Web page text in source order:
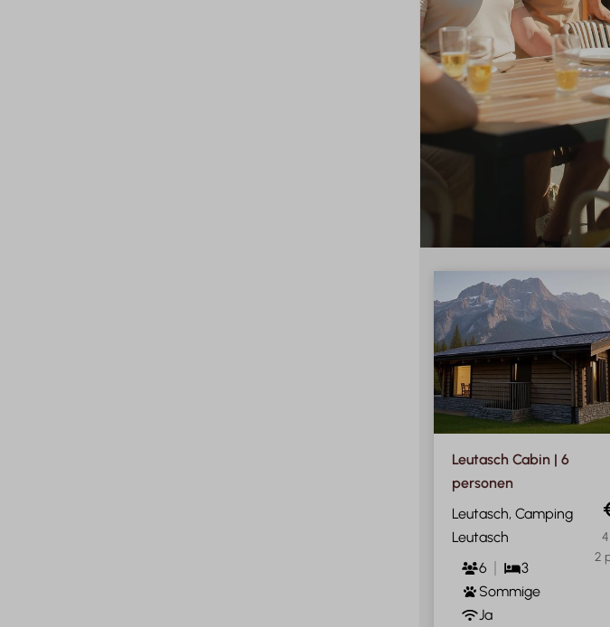
2
Leutasch Cabin | 6
personen
Leutasch, Camping
Leutasch
6
3
Sommige
Ja